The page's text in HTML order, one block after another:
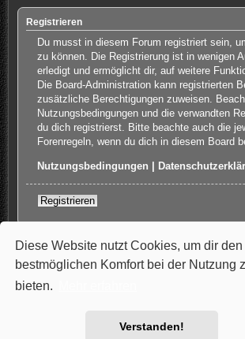
Diese Website nutzt Cookies, um dir den
bestmöglichen Komfort bei der Nutzung
bieten.
Verstanden!
Registrieren
Du musst in diesem Forum registriert sein,
zu können. Die Registrierung ist in wenigen
erledigt und ermöglicht dir, auf weitere
Die Board-Administration kann registrierten
zusätzliche Berechtigungen zuweisen.
Nutzungsbedingungen und die verwandten
du dich registrierst. Bitte beachte auch die
Forenregeln, wenn du dich in diesem Board
Nutzungsbedingungen
Registrieren
Powered by
Style: Carbon by Joyce&Luna